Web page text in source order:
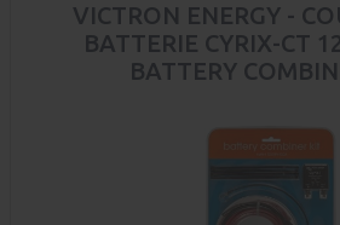
VICTRON ENERGY -
BATTERIE CYRIX-CT
BATTERY